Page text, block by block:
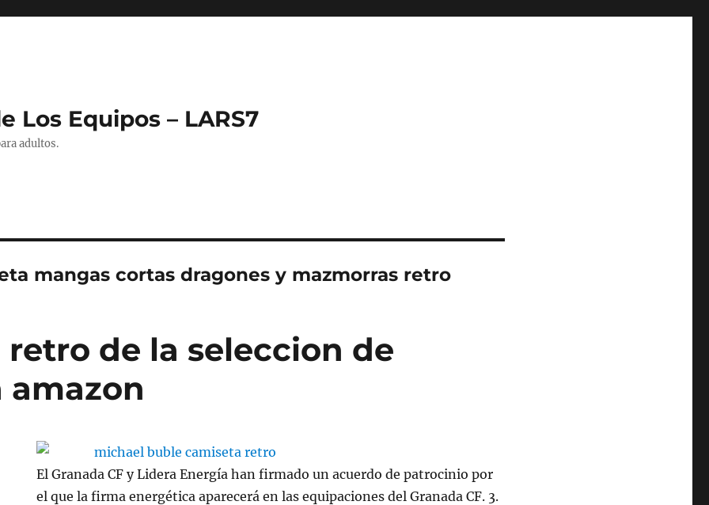
Los Equipos – LARS7
adultos.
mangas cortas dragones y mazmorras retro
de la seleccion de
amazon
El Granada CF y Lidera Energía han firmado un acuerdo de patrocinio por
el que la firma energética aparecerá en las equipaciones del Granada CF. 3.